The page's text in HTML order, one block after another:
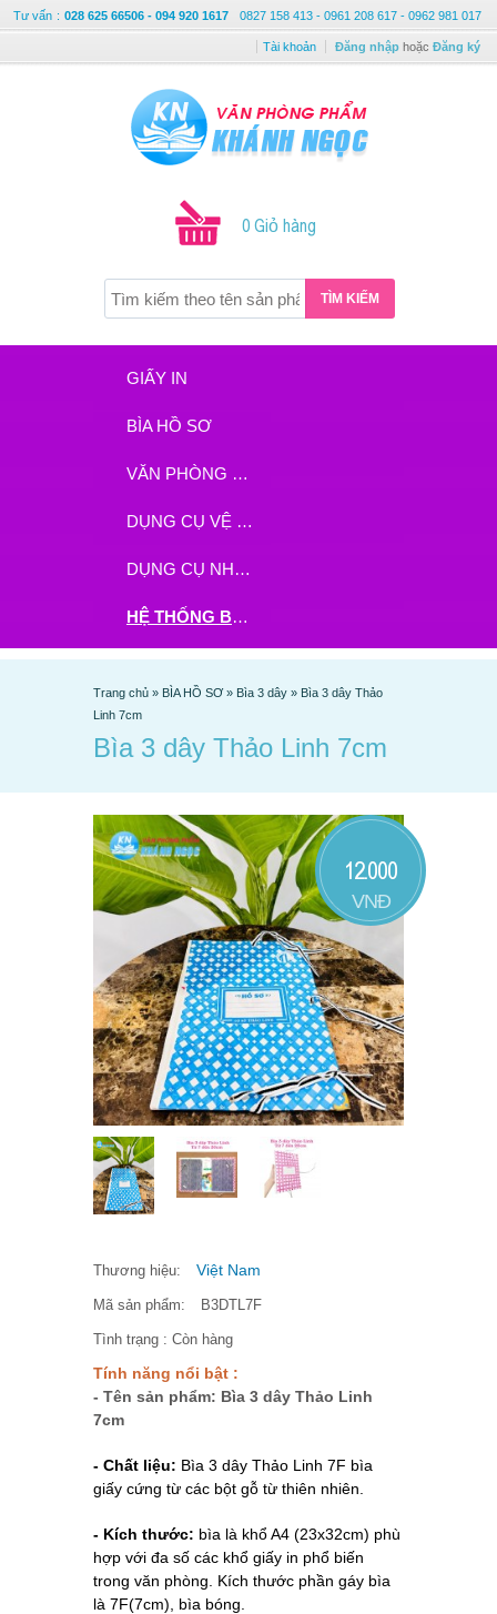
Tư vấn : 028 625 66506 - 094 920 1617 0827 158 413 - 0961 208 617 - 0962 981 017
Tài khoản Đăng nhập hoặc Đăng ký
0 Giỏ hàng
TÌM KIẾM
GIẤY IN
BÌA HỒ SƠ
VĂN PHÒNG PHẨM
DỤNG CỤ VỆ SINH
DỤNG CỤ NHÀ BẾP
HỆ THỐNG BHX - TGDĐ ĐẶT HÀNG TẠI ĐÂY
Trang chủ » BÌA HỒ SƠ » Bìa 3 dây » Bìa 3 dây Thảo
Linh 7cm
Bìa 3 dây Thảo Linh 7cm
12.000
VNĐ
Thương hiệu: Việt Nam
Mã sản phẩm: B3DTL7F
Tình trạng : Còn hàng
Tính năng nổi bật :
- Tên sản phẩm: Bìa 3 dây Thảo Linh
7cm
- Chất liệu: Bìa 3 dây Thảo Linh 7F bìa
giấy cứng từ các bột gỗ từ thiên nhiên.
- Kích thước: bìa là khổ A4 (23x32cm) phù
hợp với đa số các khổ giấy in phổ biến
trong văn phòng. Kích thước phần gáy bìa
là 7F(7cm), bìa bóng.